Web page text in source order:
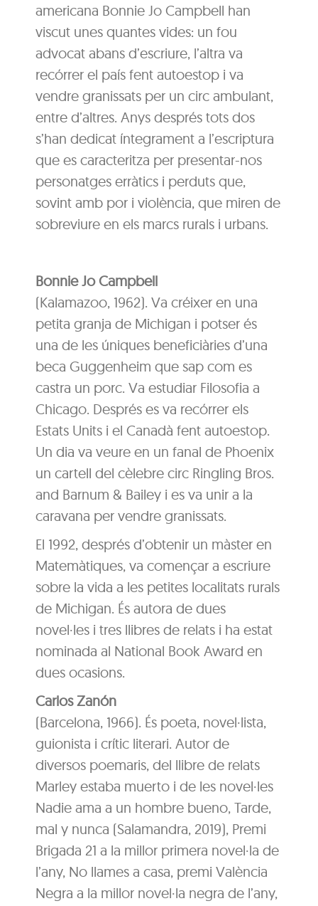
americana Bonnie Jo Campbell han
viscut unes quantes vides: un fou
advocat abans d’escriure, l’altra va
recórrer el país fent autoestop i va
vendre granissats per un circ ambulant,
entre d’altres. Anys després tots dos
s’han dedicat íntegrament a l’escriptura
que es caracteritza per presentar-nos
personatges erràtics i perduts que,
sovint amb por i violència, que miren de
sobreviure en els marcs rurals i urbans.
Bonnie Jo Campbell
(Kalamazoo, 1962). Va créixer en una
petita granja de Michigan i potser és
una de les úniques beneficiàries d’una
beca Guggenheim que sap com es
castra un porc. Va estudiar Filosofia a
Chicago. Després es va recórrer els
Estats Units i el Canadà fent autoestop.
Un dia va veure en un fanal de Phoenix
un cartell del cèlebre circ Ringling Bros.
and Barnum & Bailey i es va unir a la
caravana per vendre granissats.
El 1992, després d’obtenir un màster en
Matemàtiques, va començar a escriure
sobre la vida a les petites localitats rurals
de Michigan. És autora de dues
novel·les i tres llibres de relats i ha estat
nominada al National Book Award en
dues ocasions.
Carlos Zanón
(Barcelona, 1966). És poeta, novel·lista,
guionista i crític literari. Autor de
diversos poemaris, del llibre de relats
Marley estaba muerto i de les novel·les
Nadie ama a un hombre bueno, Tarde,
mal y nunca (Salamandra, 2019), Premi
Brigada 21 a la millor primera novel·la de
l’any, No llames a casa, premi València
Negra a la millor novel·la negra de l’any,